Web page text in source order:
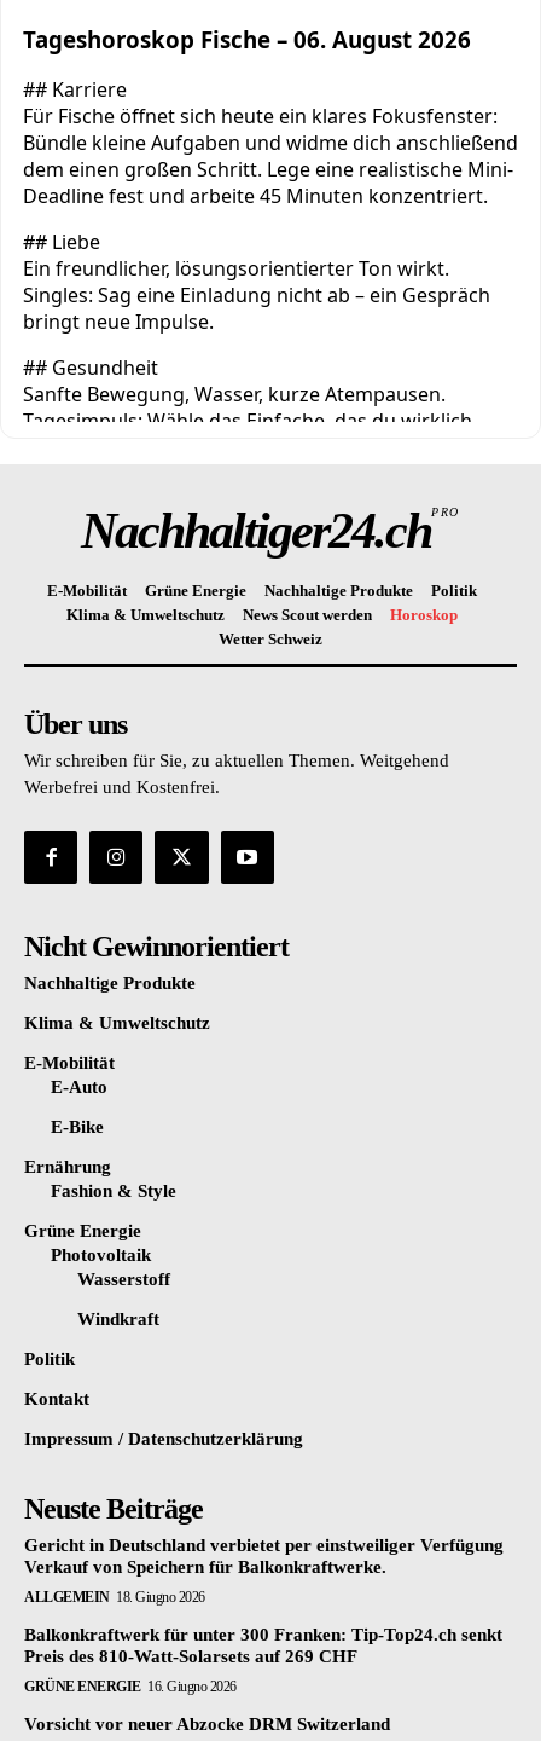
Nachhaltiger24.chPRO
E-Mobilität Grüne Energie Nachhaltige Produkte
Politik
Klima & Umweltschutz
News Scout werden
Horoskop
Wetter Schweiz
Über uns
Wir schreiben für Sie, zu aktuellen Themen. Weitgehend
Werbefrei und Kostenfrei.
Nicht Gewinnorientiert
Nachhaltige Produkte
Klima & Umweltschutz
E-Mobilität
E-Auto
E-Bike
Ernährung
Fashion & Style
Grüne Energie
Photovoltaik
Wasserstoff
Windkraft
Politik
Kontakt
Impressum / Datenschutzerklärung
Neuste Beiträge
Gericht in Deutschland verbietet per einstweiliger Verfügung
Verkauf von Speichern für Balkonkraftwerke.
ALLGEMEIN 18. Giugno 2026
Balkonkraftwerk für unter 300 Franken: Tip-Top24.ch senkt
Preis des 810-Watt-Solarsets auf 269 CHF
GRÜNE ENERGIE 16. Giugno 2026
Vorsicht vor neuer Abzocke DRM Switzerland